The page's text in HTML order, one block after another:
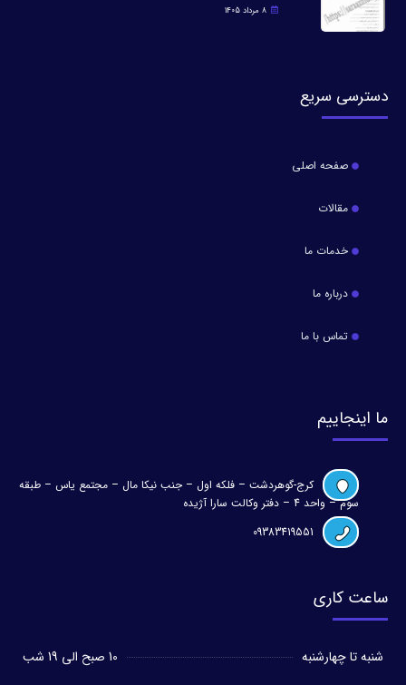
8 مرداد 1405
دسترسی سریع
صفحه اصلی
مقالات
خدمات ما
درباره ما
تماس با ما
ما اینجاییم
کرج-گوهردشت – فلکه اول – جنب نیکا مال – مجتمع یاس – طبقه
سوم – واحد 4 – دفتر وکالت سارا آژیده
09383419551
ساعت کاری
شنبه تا چهارشنبه 10 صبح الی 19 شب